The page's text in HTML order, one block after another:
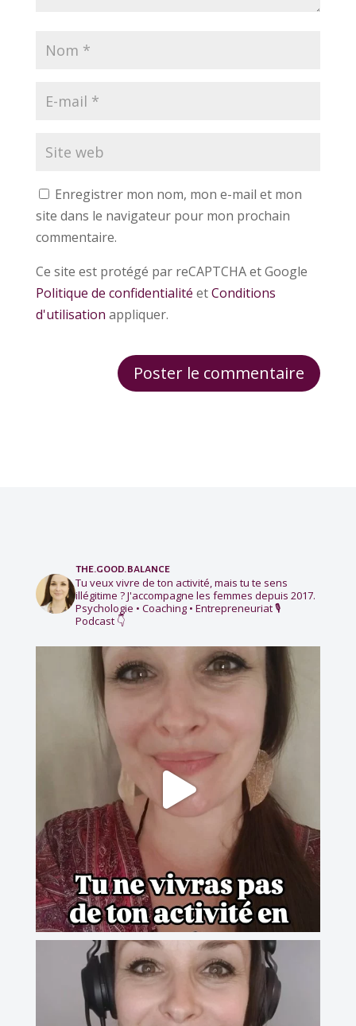
Enregistrer mon nom, mon e-mail et mon
site dans le navigateur pour mon prochain
commentaire.
Ce site est protégé par reCAPTCHA et Google
Politique de confidentialité etConditions
d'utilisation appliquer.
the.good.balance
Tu veux vivre de ton activité, mais tu te sens
illégitime ?J'accompagne les femmes depuis 2017.
Psychologie • Coaching • Entrepreneuriat🎙️
Podcast 👇